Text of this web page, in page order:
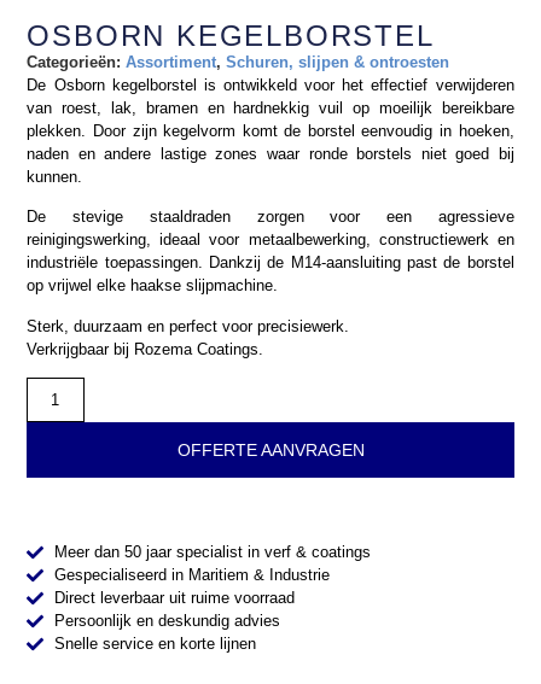
OSBORN KEGELBORSTEL
Categorieën: Assortiment,Schuren, slijpen & ontroesten
De Osborn kegelborstel is ontwikkeld voor het effectief verwijderen
van roest, lak, bramen en hardnekkig vuil op moeilijk bereikbare
plekken. Door zijn kegelvorm komt de borstel eenvoudig in hoeken,
naden en andere lastige zones waar ronde borstels niet goed bij
kunnen.
De stevige staaldraden zorgen voor een agressieve
reinigingswerking, ideaal voor metaalbewerking, constructiewerk en
industriële toepassingen. Dankzij de M14-aansluiting past de borstel
op vrijwel elke haakse slijpmachine.
Sterk, duurzaam en perfect voor precisiewerk.
Verkrijgbaar bij Rozema Coatings.
OFFERTE AANVRAGEN
Meer dan 50 jaar specialist in verf & coatings
Gespecialiseerd in Maritiem & Industrie
Direct leverbaar uit ruime voorraad
Persoonlijk en deskundig advies
Snelle service en korte lijnen